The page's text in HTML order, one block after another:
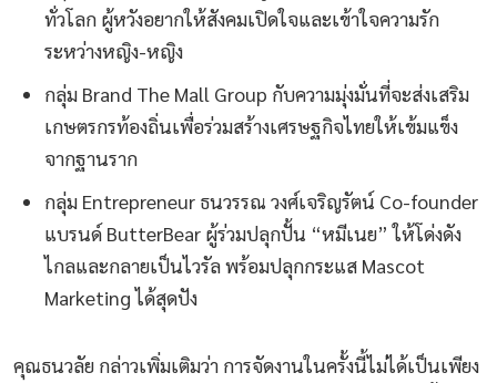
ทั่วโลก ผู้หวังอยากให้สังคมเปิดใจและเข้าใจความรัก
ระหว่างหญิง-หญิง
กลุ่ม Brand The Mall Group กับความมุ่งมั่นที่จะส่งเสริม
เกษตรกรท้องถิ่นเพื่อร่วมสร้างเศรษฐกิจไทยให้เข้มแข็ง
จากฐานราก
กลุ่ม Entrepreneur ธนวรรณ วงศ์เจริญรัตน์ Co-founder
แบรนด์ ButterBear ผู้ร่วมปลุกปั้น “หมีเนย” ให้โด่งดัง
ไกลและกลายเป็นไวรัล พร้อมปลุกกระแส Mascot
Marketing ได้สุดปัง
คุณธนวลัย กล่าวเพิ่มเติมว่า การจัดงานในครั้งนี้ไม่ได้เป็นเพียง